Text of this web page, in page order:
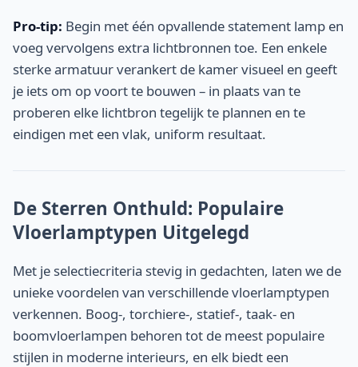
Pro-tip: Begin met één opvallende statement lamp en
voeg vervolgens extra lichtbronnen toe. Een enkele
sterke armatuur verankert de kamer visueel en geeft
je iets om op voort te bouwen – in plaats van te
proberen elke lichtbron tegelijk te plannen en te
eindigen met een vlak, uniform resultaat.
De Sterren Onthuld: Populaire
Vloerlamptypen Uitgelegd
Met je selectiecriteria stevig in gedachten, laten we de
unieke voordelen van verschillende vloerlamptypen
verkennen. Boog-, torchiere-, statief-, taak- en
boomvloerlampen behoren tot de meest populaire
stijlen in moderne interieurs, en elk biedt een